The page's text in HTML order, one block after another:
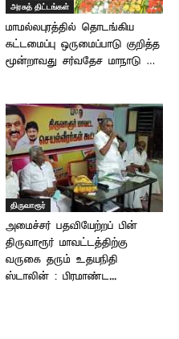
அரசுத் திட்டங்கள்
மாமல்லபுரத்தில் தொடங்கிய
கட்டமைப்பு ஒருமைப்பாடு குறித்த
மூன்றாவது சர்வதேச மாநாடு …
திருவாரூர்
அமைச்சர் பதவியேற்றப் பின்
திருவாரூர் மாவட்டத்திற்கு
வருகை தரும் உதயநிதி
ஸ்டாலின் : பிரமாண்ட...